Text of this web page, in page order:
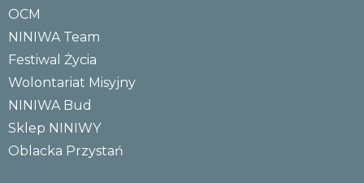
OCM
NINIWA Team
Festiwal Życia
Wolontariat Misyjny
NINIWA Bud
Sklep NINIWY
Oblacka Przystań